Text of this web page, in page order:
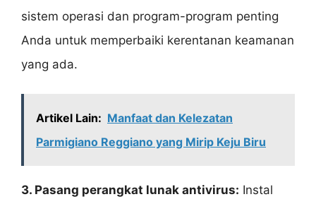
sistem operasi dan program-program penting
Anda untuk memperbaiki kerentanan keamanan
yang ada.
Artikel Lain: Manfaat dan Kelezatan
Parmigiano Reggiano yang Mirip Keju Biru
3. Pasang perangkat lunak antivirus: Instal